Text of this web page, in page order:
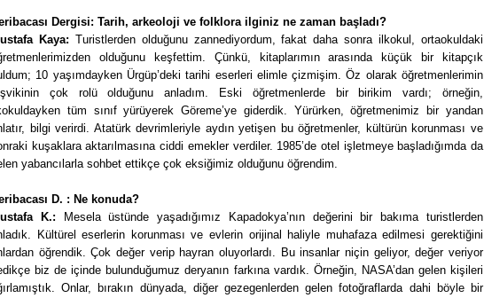
Dergisi: Tarih, arkeoloji ve folklora ilginiz ne zaman başladı?
Kaya: Turistlerden olduğunu zannediyordum, fakat daha sonra ilkokul, ortaokuldaki
olduğunu keşfettim. Çünkü, kitaplarımın arasında küçük bir kitapçık
10 yaşımdayken Ürgüp’deki tarihi eserleri elimle çizmişim. Öz olarak öğretmenlerimin
çok rolü olduğunu anladım. Eski öğretmenlerde bir birikim vardı; örneğin,
tüm sınıf yürüyerek Göreme’ye giderdik. Yürürken, öğretmenimiz bir yandan
bilgi verirdi. Atatürk devrimleriyle aydın yetişen bu öğretmenler, kültürün korunması ve
kuşaklara aktarılmasına ciddi emekler verdiler. 1985’de otel işletmeye başladığımda da
yabancılarla sohbet ettikçe çok eksiğimiz olduğunu öğrendim.
D. : Ne konuda?
K.: Mesela üstünde yaşadığımız Kapadokya’nın değerini bir bakıma turistlerden
Kültürel eserlerin korunması ve evlerin orijinal haliyle muhafaza edilmesi gerektiğini
öğrendik. Çok değer verip hayran oluyorlardı. Bu insanlar niçin geliyor, değer veriyor
biz de içinde bulunduğumuz deryanın farkına vardık. Örneğin, NASA’dan gelen kişileri
Onlar, bırakın dünyada, diğer gezegenlerden gelen fotoğraflarda dahi böyle bir